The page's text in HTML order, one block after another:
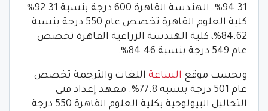
94.31%. الهندسة القاهرة 600 درجة بنسبة 92.31%.
كلية العلوم القاهرة تخصص عام 550 درجة بنسبة
84.62%، كلية الهندسة الزراعية القاهرة تخصص
عام 549 درجة بنسبة 84.46%.
وبحسب موقع الساعة اللغات والترجمة تخصص
عام 501 درجة بنسبة 77.8%. معهد إعداد فني
التحاليل البيولوجية بكلية العلوم القاهرة 550 درجة